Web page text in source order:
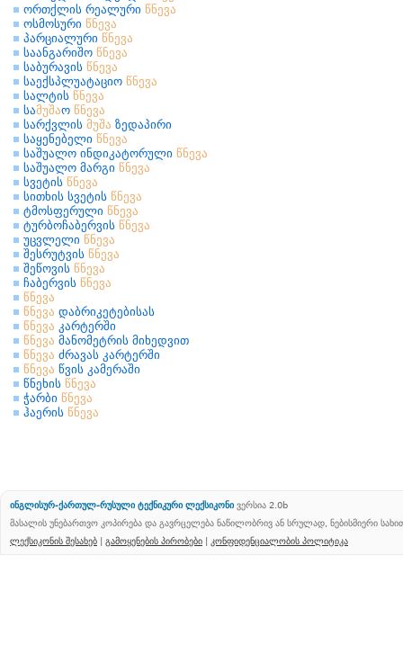
ორთქლის რეალური წნევა
ოსმოსური წნევა
პარციალური წნევა
საანგარიშო წნევა
საბურავის წნევა
საექსპლუატაციო წნევა
სალტის წნევა
სამუშაო წნევა
სარქვლის მუშა ზედაპირი
საყენებელი წნევა
საშუალო ინდიკატორული წნევა
საშუალო მარგი წნევა
სვეტის წნევა
სითხის სვეტის წნევა
ტმოსფერული წნევა
ტურბოჩაბერვის წნევა
უცვლელი წნევა
შესრუტვის წნევა
შეწოვის წნევა
ჩაბერვის წნევა
წნევა
წნევა დაბრიკეტებისას
წნევა კარტერში
წნევა მანომეტრის მიხედვით
წნევა ძრავას კარტერში
წნევა წვის კამერაში
წნეხის წნევა
ჭარბი წნევა
ჰაერის წნევა
ინგლისურ-ქართულ-რუსული ტექნიკური ლექსიკონი ვერსია 2.0b
მასალის უნებართვო კოპირება და გავრცელება ნაწილობრივ ან სრულად, ნებისმიერი
ლექსიკონის შესახებ | გამოყენების პირობები | კონფიდენციალობის პოლიტიკა